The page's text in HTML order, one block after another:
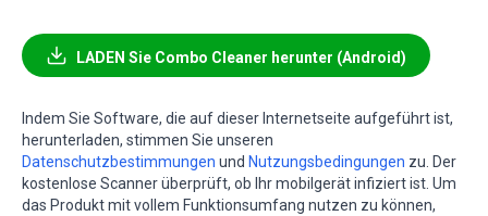
LADEN Sie Combo Cleaner herunter (Android)
Indem Sie Software, die auf dieser Internetseite aufgeführt ist,
herunterladen, stimmen Sie unseren
Datenschutzbestimmungen und Nutzungsbedingungen zu. Der
kostenlose Scanner überprüft, ob Ihr mobilgerät infiziert ist. Um
das Produkt mit vollem Funktionsumfang nutzen zu können,